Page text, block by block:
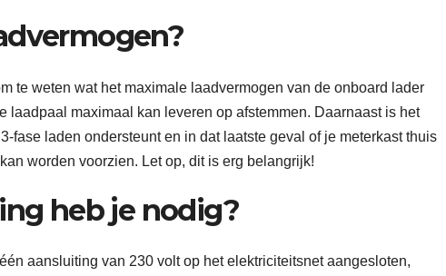
te weten wat het maximale laadvermogen van de onboard lader
laadpaal maximaal kan leveren op afstemmen. Daarnaast is het
fase laden ondersteunt en in dat laatste geval of je meterkast thuis
worden voorzien. Let op, dit is erg belangrijk!
heb je nodig?
aansluiting van 230 volt op het elektriciteitsnet aangesloten,